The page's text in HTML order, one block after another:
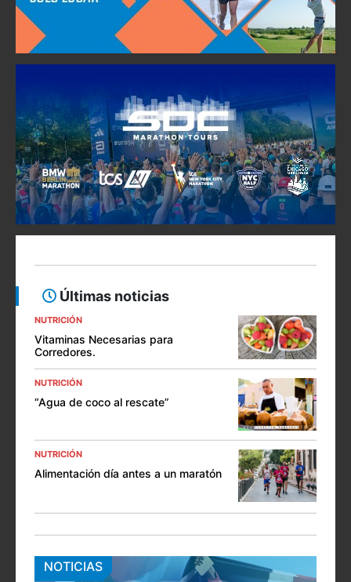
Últimas noticias
NUTRICIÓN
Vitaminas Necesarias para
Corredores.
NUTRICIÓN
“Agua de coco al rescate”
NUTRICIÓN
Alimentación día antes a un maratón
NOTICIAS